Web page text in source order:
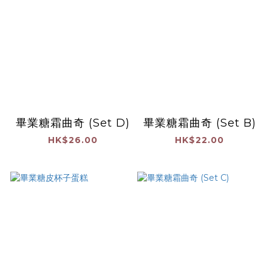
畢業糖霜曲奇 (Set D)
HK$26.00
畢業糖霜曲奇 (Set B)
HK$22.00